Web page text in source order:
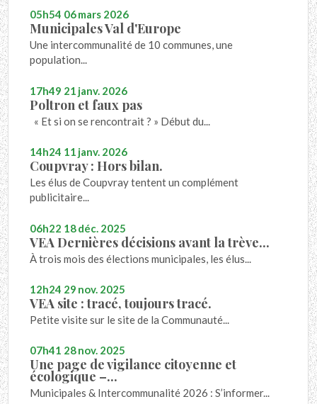
05h54 06mars 2026
Municipales Val d'Europe
Une intercommunalité de 10 communes, une
population...
17h49 21 janv. 2026
Poltron et faux pas
« Et si on se rencontrait ? » Début du...
14h24 11 janv. 2026
Coupvray : Hors bilan.
Les élus de Coupvray tentent un complément
publicitaire...
06h22 18déc. 2025
VEA Dernières décisions avant la trève...
À trois mois des élections municipales, les élus...
12h24 29 nov. 2025
VEA site : tracé, toujours tracé.
Petite visite sur le site de la Communauté...
07h41 28nov. 2025
Une page de vigilance citoyenne et
écologique –...
Municipales & Intercommunalité 2026 : S’informer...